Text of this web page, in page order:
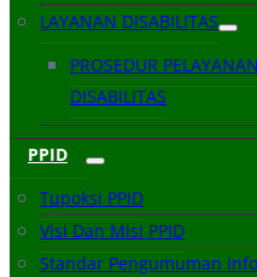
LAYANAN DISABILITAS
PROSEDUR
DISABILITAS
PPID
Tupoksi PPID
Visi Dan Misi PPID
Standar Pengumuman